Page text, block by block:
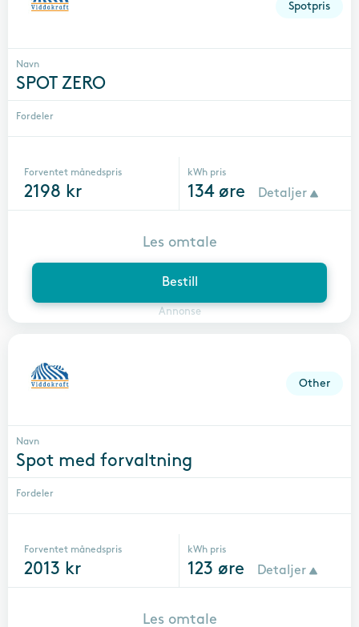
Spotpris
Navn
SPOT ZERO
Fordeler
Forventet månedspris
2198 kr
kWh pris
134øre Detaljer
Bestill
Annonse
Les omtale
Other
Navn
Spot med forvaltning
Fordeler
Forventet månedspris
2013 kr
kWh pris
123 øre Detaljer
Les omtale